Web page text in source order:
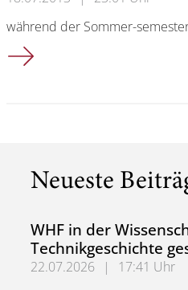
während der Sommer-
Geänderte Öffnungs- und
Neueste
WHF in der
Technikgeschichte
22.07.2026 |
17:41 Uhr